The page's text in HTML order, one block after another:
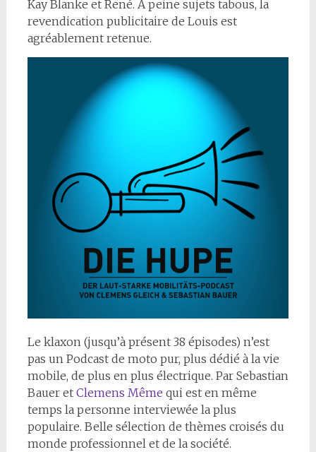
Kay Blanke et René. À peine sujets tabous, la
revendication publicitaire de Louis est
agréablement retenue.
Le klaxon (jusqu’à présent 38 épisodes) n’est
pas un Podcast de moto pur, plus dédié à la vie
mobile, de plus en plus électrique. Par Sebastian
Bauer et Clemens Même qui est en même
temps la personne interviewée la plus
populaire. Belle sélection de thèmes croisés du
monde professionnel et de la société.